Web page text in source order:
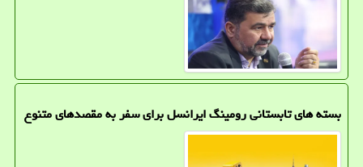
بسته های تابستانی رومینگ ایرانسل برای سفر به مقصدهای متنوع